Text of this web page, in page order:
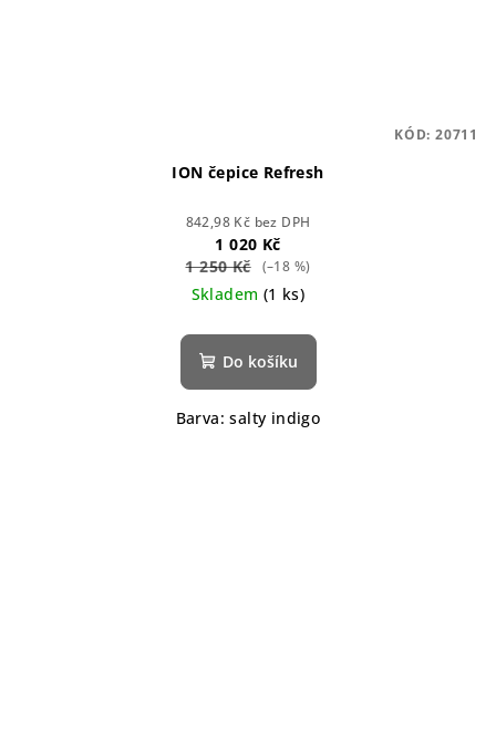
ION čepice Refresh
842,98 Kč bez DPH
1 020 Kč
1 250 Kč
(–18 %)
Skladem (1 ks)
Do košíku
Barva: salty indigo
KÓD: 20711